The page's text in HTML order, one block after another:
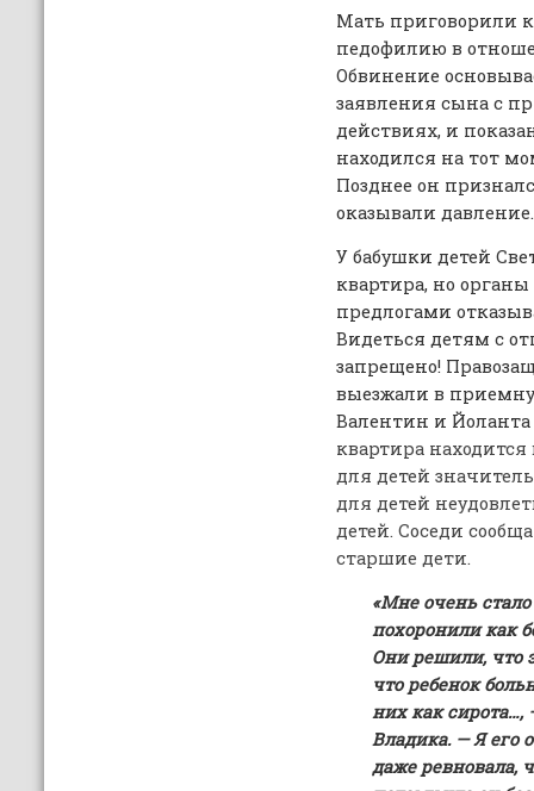
Мать приговорили
педофилию в
Обвинение
заявления сына с
действиях, и
находился на тот
Позднее он
оказывали давление.
У бабушки детей
квартира, но
предлогами
Видеться детям с
запрещено!
выезжали в
Валентин и Йоланта
квартира
для детей
для детей
детей. Соседи
старшие дети.
«Мне очень стало
похоронили как
Они решили, что
что ребенок
них как сирота…,
Владика. — Я его
даже ревновала,